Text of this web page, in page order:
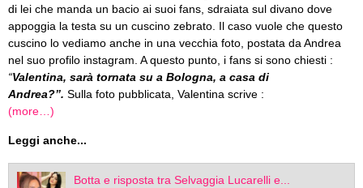
di lei che manda un bacio ai suoi fans, sdraiata sul divano dove
appoggia la testa su un cuscino zebrato. Il caso vuole che questo
cuscino lo vediamo anche in una vecchia foto, postata da Andrea
nel suo profilo instagram. A questo punto, i fans si sono chiesti :
“Valentina, sarà tornata su a Bologna, a casa di
Andrea?”. Sulla foto pubblicata, Valentina scrive :
(more…)
Leggi anche...
Botta e risposta tra Selvaggia Lucarelli e...